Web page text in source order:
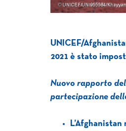
UNICEF/
2021 è stato
Nuovo rapporto
partecipazione